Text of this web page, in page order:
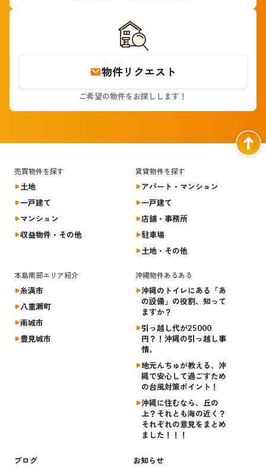
物件リクエスト
ご希望の物件をお探しします！
売買物件を探す
土地
一戸建て
マンション
収益物件・その他
賃貸物件を探す
アパート・ マンション
一戸建て
店舗・事務所
駐車場
土地・その他
本島南部エリア紹介
糸満市
八重瀬町
南城市
豊見城市
沖縄物件あるある
沖縄のトイレにある「あ
の設備」の役割、知って
ますか？
引っ越し代が25000
円？！沖縄の引っ越し事
情。
地元んちゅが教える、沖
縄で安心して過ごすため
の台風対策ポイント！
沖縄に住むなら、丘の
上？それとも海の近く？
それぞれの意見をまとめ
ました！！！
ブログ お知らせ